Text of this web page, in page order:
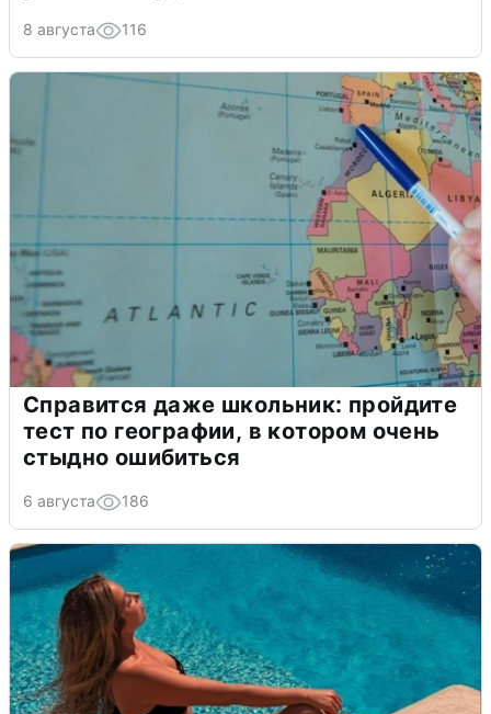
8 августа 116
Справится даже школьник: пройдите
тест по географии, в котором очень
стыдно ошибиться
6 августа 186